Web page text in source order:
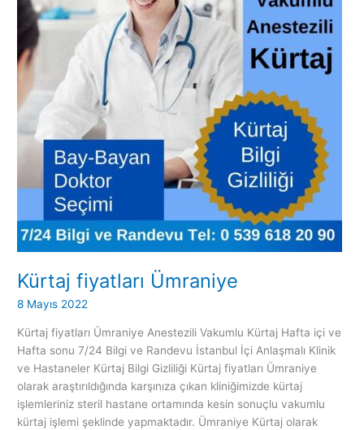
Kürtaj fiyatları Ümraniye
8 Mayıs 2022
Kürtaj fiyatları Ümraniye Anestezili Vakumlu Kürtaj Hafta içi ve
Hafta sonu 7/24 Bilgi ve Randevu İstanbul İçi Anlaşmalı Klinik
ve Hastaneler Kürtaj Bilgi Gizliliği Kürtaj fiyatları Ümraniye
olarak araştırıldığında karşınıza çıkan kliniğimizde kürtaj
işlemleriniz steril hastane ortamında kesin sonuçlu vakumlu
kürtaj işlemi şeklinde yapmaktadır. Ümraniye Kürtaj olarak